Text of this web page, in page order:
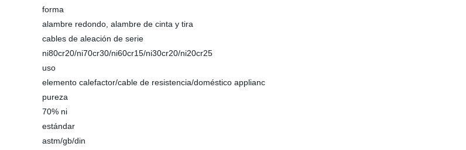
forma
alambre redondo, alambre de cinta y tira
cables de aleación de serie
ni80cr20/ni70cr30/ni60cr15/ni30cr20/ni20cr25
uso
elemento calefactor/cable de resistencia/doméstico applianc
pureza
70% ni
estándar
astm/gb/din